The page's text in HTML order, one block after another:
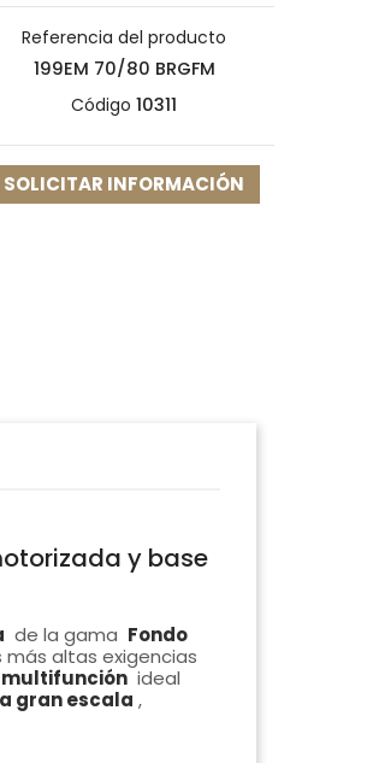
Referencia del producto
199EM 70/80 BRGFM
Código 10311
SOLICITAR INFORMACIÓN
y base
de la gama Fondo
altas exigencias
ideal
gran escala ,